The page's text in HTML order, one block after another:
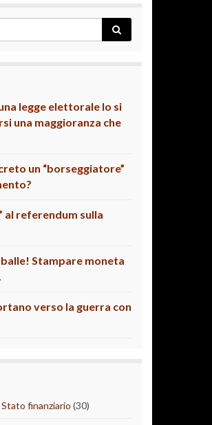
legge elettorale lo si
una maggioranza che
un “borseggiatore”
al referendum sulla
Stampare moneta
verso la guerra con
finanziario (30)